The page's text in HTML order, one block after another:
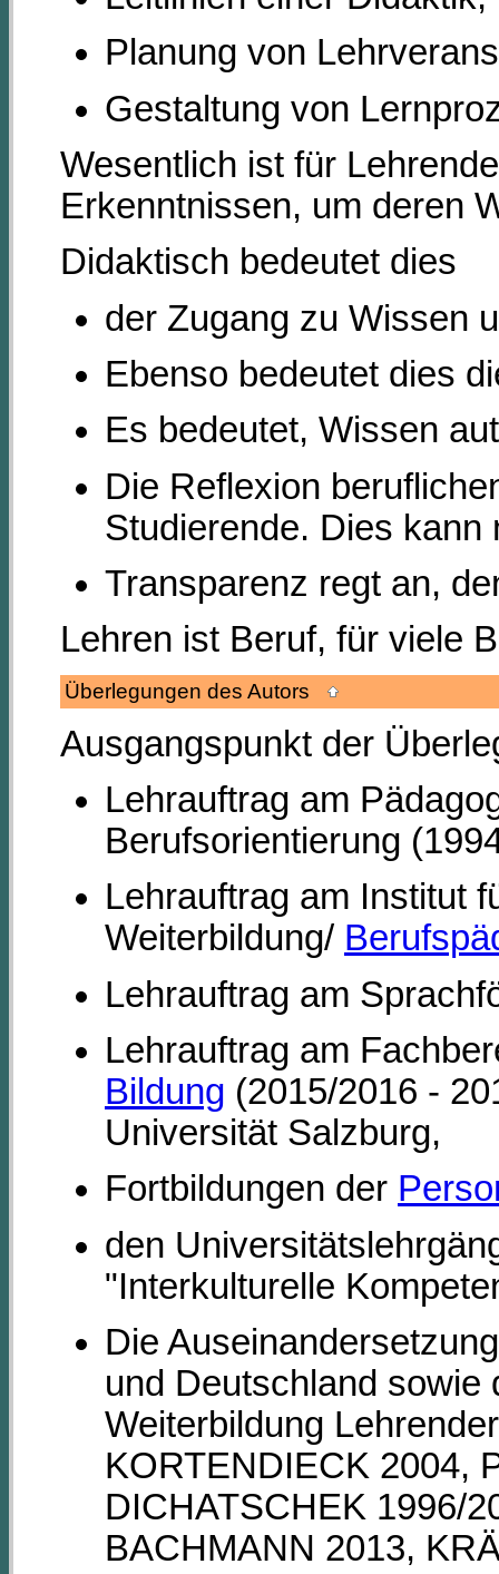
Planung von
Gestaltung von
Wesentlich ist für
Erkenntnissen, um deren
Didaktisch bedeutet dies
der Zugang zu Wissen
Ebenso bedeutet dies
Es bedeutet, Wissen
Die Reflexion
Studierende. Dies
Transparenz regt an,
Lehren ist Beruf, für viele
Überlegungen des Autors
Ausgangspunkt der
Lehrauftrag am
Berufsorientierung
Lehrauftrag am Institut
Weiterbildung/
Lehrauftrag am
Lehrauftrag am
Bildung (2015/2016 -
Universität Salzburg,
Fortbildungen der
den
"Interkulturelle
Die
und Deutschland sowie
Weiterbildung
KORTENDIECK 2004,
DICHATSCHEK 1996/
BACHMANN 2013,